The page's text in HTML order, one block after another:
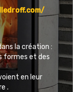
la création :
formes et des
en leur
.